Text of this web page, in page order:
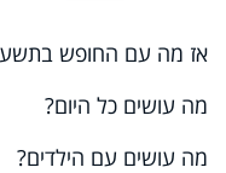
אז מה עם החופש
מה עושים כל היום?
מה עושים עם הילדים?